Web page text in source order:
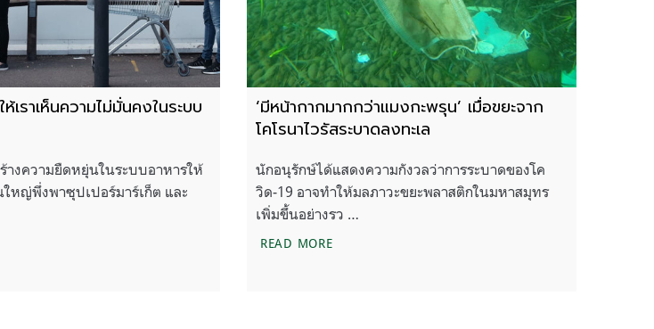
ห้เราเห็นความไม่มั่นคงในระบบ
างความยืดหยุ่นในระบบอาหารให้
หญ่พึ่งพาซุปเปอร์มาร์เก็ต และ
นาไวรัสทำให้เราเห็นความไม่มั่นคงในระบบอาหารของเรา
‘มีหน้ากากมากกว่าแมงกะพรุน’ เมื่อขยะจาก
โคโรนาไวรัสระบาดลงทะเล
นักอนุรักษ์ได้แสดงความกังวลว่าการระบาดของโค
วิด-19 อาจทำให้มลภาวะขยะพลาสติกในมหาสมุทร
เพิ่มขึ้นอย่างรว …
READ MORE‘มีหน้ากากมากกว่าแมงกะพรุน’ เมื่อขยะจากโคโรนาไวรัสร